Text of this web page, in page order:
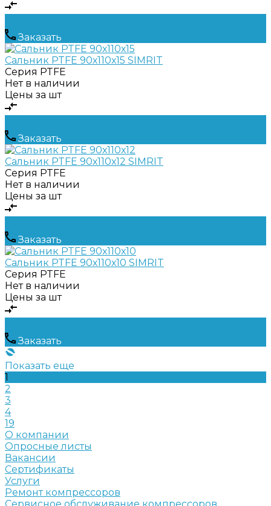
Заказать
Сальник PTFE 90х110х15 SIMRIT
Серия PTFE
Нет в наличии
Цены за шт
Заказать
Сальник PTFE 90х110х12 SIMRIT
Серия PTFE
Нет в наличии
Цены за шт
Заказать
Сальник PTFE 90х110х10 SIMRIT
Серия PTFE
Нет в наличии
Цены за шт
Заказать
Показать еще
1
2
3
4
19
О компании
Опросные листы
Вакансии
Сертификаты
Услуги
Ремонт компрессоров